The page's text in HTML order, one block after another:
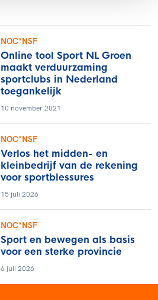
NOC*NSF
Online tool Sport NL Groen
maakt verduurzaming
sportclubs in Nederland
toegankelijk
10 november 2021
NOC*NSF
Verlos het midden- en
kleinbedrijf van de rekening
voor sportblessures
15 juli 2026
NOC*NSF
Sport en bewegen als basis
voor een sterke provincie
6 juli 2026